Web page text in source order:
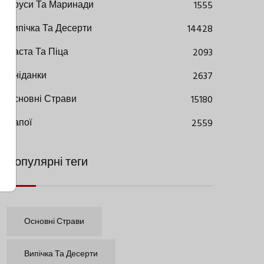
Соуси Та Маринади
1555
Випічка Та Десерти
14428
Паста Та Піца
2093
Сніданки
2637
Основні Страви
15180
Напої
2559
Популярні теги
Основні Страви
Випічка Та Десерти